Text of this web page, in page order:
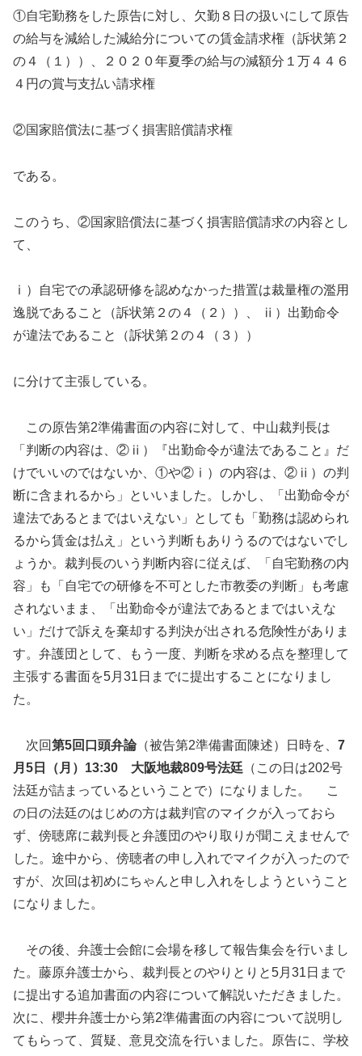
①自宅勤務をした原告に対し、欠勤８日の扱いにして原告
の給与を減給した減給分についての賃金請求権（訴状第２
の４（１））、２０２０年夏季の給与の減額分１万４４６
４円の賞与支払い請求権
②国家賠償法に基づく損害賠償請求権
である。
このうち、②国家賠償法に基づく損害賠償請求の内容とし
て、
ⅰ）自宅での承認研修を認めなかった措置は裁量権の濫用
逸脱であること（訴状第２の４（２））、 ⅱ）出勤命令
が違法であること（訴状第２の４（３））
に分けて主張している。
この原告第2準備書面の内容に対して、中山裁判長は
「判断の内容は、②ⅱ）『出勤命令が違法であること』だ
けでいいのではないか、①や②ⅰ）の内容は、②ⅱ）の判
断に含まれるから」といいました。しかし、「出勤命令が
違法であるとまではいえない」としても「勤務は認められ
るから賃金は払え」という判断もありうるのではないでし
ょうか。裁判長のいう判断内容に従えば、「自宅勤務の内
容」も「自宅での研修を不可とした市教委の判断」も考慮
されないまま、「出勤命令が違法であるとまではいえな
い」だけで訴えを棄却する判決が出される危険性がありま
す。弁護団として、もう一度、判断を求める点を整理して
主張する書面を5月31日までに提出することになりまし
た。
次回第5回口頭弁論（被告第2準備書面陳述）日時を、 7
月5日（月）13:30 大阪地裁809号法廷 （この日は202号
法廷が詰まっているということで）になりました。 こ
の日の法廷のはじめの方は裁判官のマイクが入っておら
ず、傍聴席に裁判長と弁護団のやり取りが聞こえませんで
した。途中から、傍聴者の申し入れでマイクが入ったので
すが、次回は初めにちゃんと申し入れをしようということ
になりました。
その後、弁護士会館に会場を移して報告集会を行いまし
た。藤原弁護士から、裁判長とのやりとりと5月31日まで
に提出する追加書面の内容について解説いただきました。
次に、櫻井弁護士から第2準備書面の内容について説明し
てもらって、質疑、意見交流を行いました。原告に、学校